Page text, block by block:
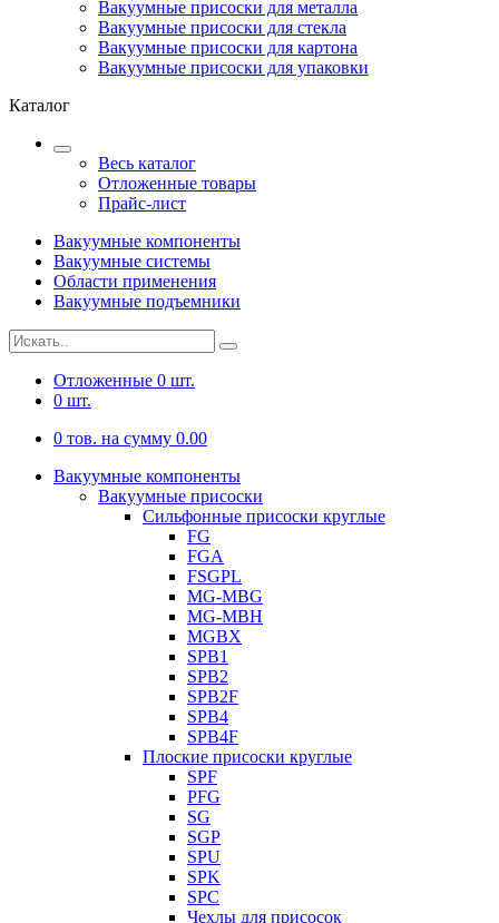
Вакуумные присоски для металла
Вакуумные присоски для стекла
Вакуумные присоски для картона
Вакуумные присоски для упаковки
Каталог
Весь каталог
Отложенные товары
Прайс-лист
Вакуумные компоненты
Вакуумные системы
Области применения
Вакуумные подъемники
Отложенные 0 шт.
0 шт.
0 тов. на сумму 0.00
Вакуумные компоненты
Вакуумные присоски
Сильфонные присоски круглые
FG
FGA
FSGPL
MG-MBG
MG-MBH
MGBX
SPB1
SPB2
SPB2F
SPB4
SPB4F
Плоские присоски круглые
SPF
PFG
SG
SGP
SPU
SPK
SPC
Чехлы для присосок